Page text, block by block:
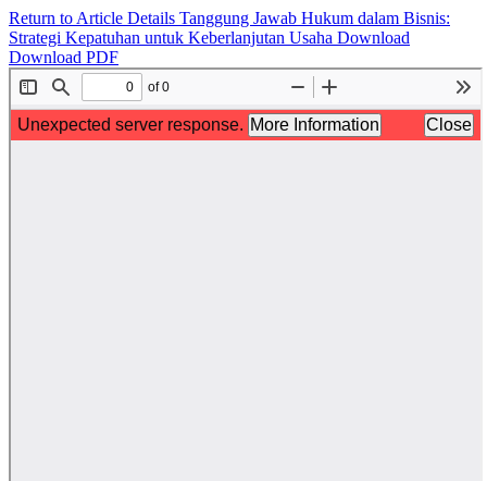
Return to Article Details Tanggung Jawab Hukum dalam Bisnis:
Strategi Kepatuhan untuk Keberlanjutan Usaha Download
Download PDF